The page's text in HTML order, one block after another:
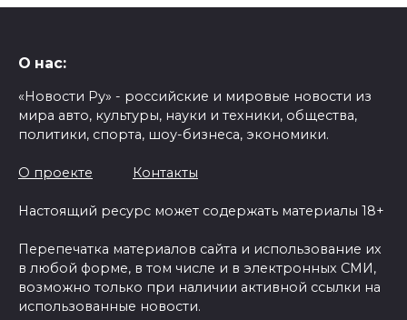
О нас:
«Новости Ру» - российские и мировые новости из
мира авто, культуры, науки и техники, общества,
политики, спорта, шоу-бизнеса, экономики.
О проекте Контакты
Настоящий ресурс может содержать материалы 18+
Перепечатка материалов сайта и использование их
в любой форме, в том числе и в электронных СМИ,
возможно только при наличии активной ссылки на
использованные новости.